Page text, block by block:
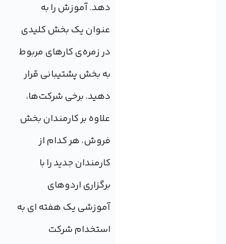
دهد. آموزش را به
عنوان یک بخش کلیدی
در زمره‌ی کارهای مربوط
به بخش پشتیبانی قرار
دهید. برخی شرکت‌ها،
علاوه بر کارمندان بخش
فروش، هر کدام از
کارمندان جدید را با
برگزاری اردوهای
آموزشی یک هفته ای به
استخدام شرکت